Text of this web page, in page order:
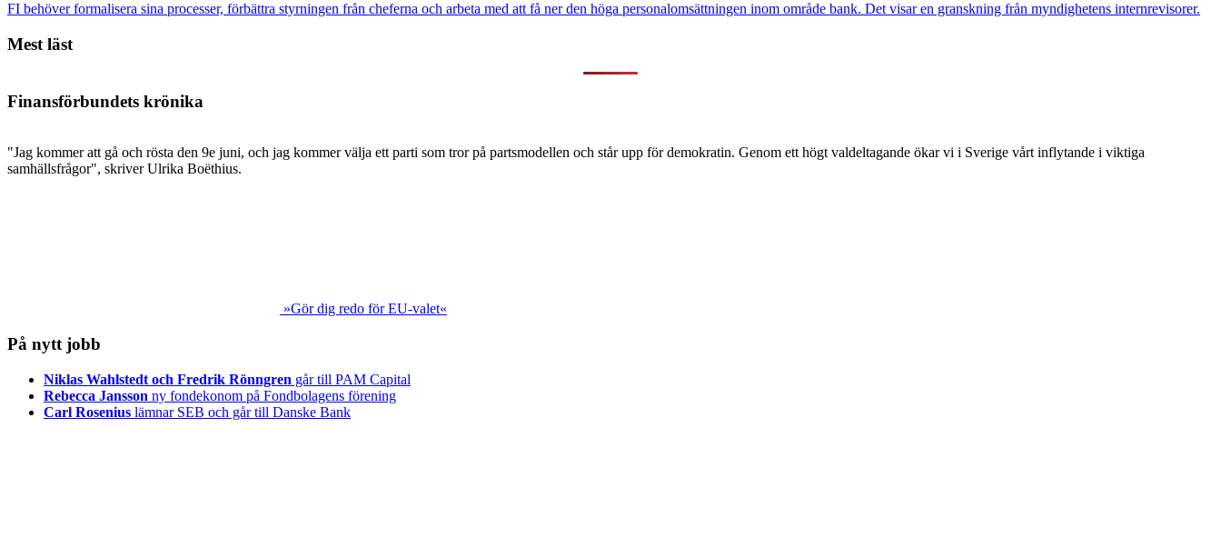
FI behöver formalisera sina processer, förbättra styrningen från cheferna och arbeta med att få ner den höga personalomsättningen inom område bank. Det visar en granskning från myndighetens internrevisorer.
Mest läst
Finansförbundets krönika
"Jag kommer att gå och rösta den 9e juni, och jag kommer välja ett parti som tror på partsmodellen och står upp för demokratin. Genom ett högt valdeltagande ökar vi i Sverige vårt inflytande i viktiga
samhällsfrågor", skriver Ulrika Boëthius.
»Gör dig redo för EU-valet«
På nytt jobb
Niklas Wahlstedt och Fredrik Rönngren går till PAM Capital
Rebecca Jansson ny fondekonom på Fondbolagens förening
Carl Rosenius lämnar SEB och går till Danske Bank